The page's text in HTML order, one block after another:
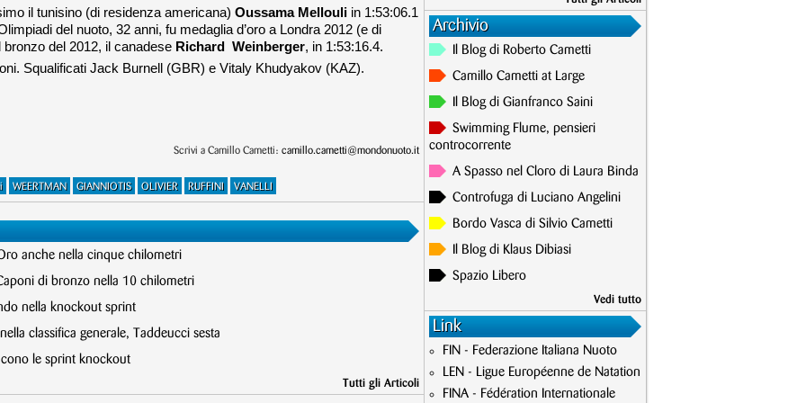
il tunisino (di residenza americana) Oussama Mellouli in 1:53:06.1
del nuoto, 32 anni, fu medaglia d’oro a Londra 2012 (e di
del 2012, il canadese Richard Weinberger, in 1:53:16.4.
Squalificati Jack Burnell (GBR) e Vitaly Khudyakov (KAZ).
Scrivi a Camillo Cametti: camillo.cametti@mondonuoto.it
WEERTMAN GIANNIOTIS OLIVIER RUFFINI VANELLI
anche nella cinque chilometri
di bronzo nella 10 chilometri
nella knockout sprint
classifica generale, Taddeucci sesta
le sprint knockout
Tutti gli Articoli
Archivio
Il Blog di Roberto Cametti
Camillo Cametti at Large
Il Blog di Gianfranco Saini
Swimming Flume, pensieri
controcorrente
A Spasso nel Cloro di Laura Binda
Controfuga di Luciano Angelini
Bordo Vasca di Silvio Cametti
Il Blog di Klaus Dibiasi
Spazio Libero
Vedi tutto
Link
FIN - Federazione Italiana Nuoto
LEN - Ligue Européenne de Natation
FINA - Fédération Internationale